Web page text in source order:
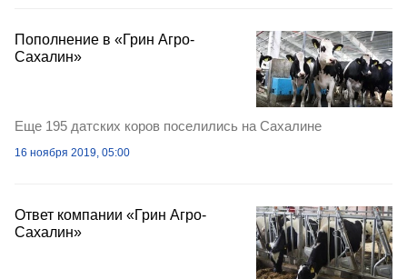
Пополнение в «Грин Агро-
Сахалин»
Еще 195 датских коров поселились на Сахалине
16 ноября 2019, 05:00
Ответ компании «Грин Агро-
Сахалин»